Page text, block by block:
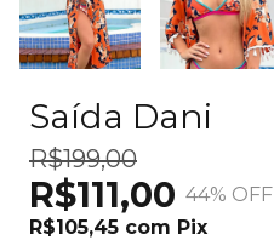
Saída Dani
R$199,00
R$111,00 44% OFF
R$105,45 com Pix